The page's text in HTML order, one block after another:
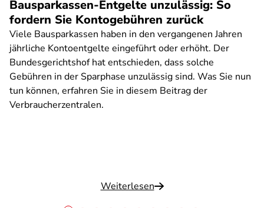
Bausparkassen-Entgelte unzulässig: So
fordern Sie Kontogebühren zurück
Viele Bausparkassen haben in den vergangenen Jahren
jährliche Kontoentgelte eingeführt oder erhöht. Der
Bundesgerichtshof hat entschieden, dass solche
Gebühren in der Sparphase unzulässig sind. Was Sie nun
tun können, erfahren Sie in diesem Beitrag der
Verbraucherzentralen.
Weiterlesen